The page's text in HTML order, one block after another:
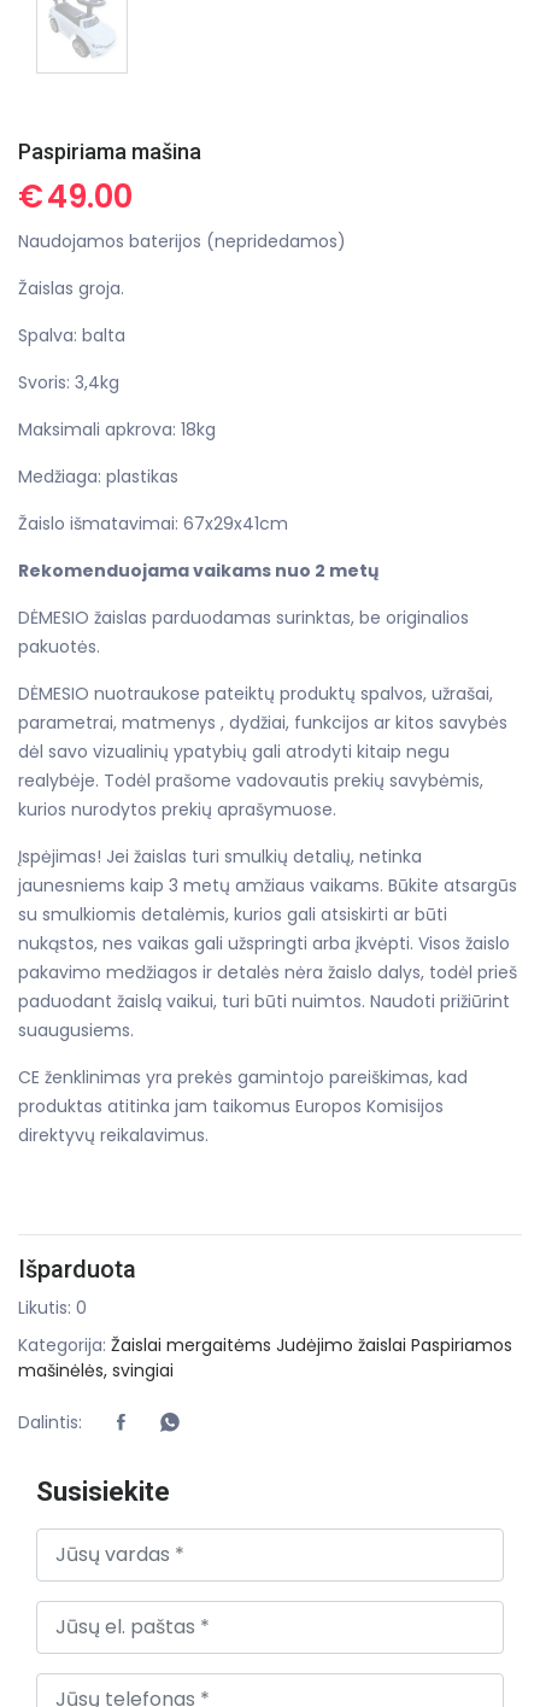
Paspiriama mašina
€49.00
Naudojamos baterijos (nepridedamos)
Žaislas groja.
Spalva: balta
Svoris: 3,4kg
Maksimali apkrova: 18kg
Medžiaga: plastikas
Žaislo išmatavimai: 67x29x41cm
Rekomenduojama vaikams nuo 2 metų
DĖMESIO žaislas parduodamas surinktas, be originalios
pakuotės.
DĖMESIO nuotraukose pateiktų produktų spalvos, užrašai,
parametrai, matmenys , dydžiai, funkcijos ar kitos savybės
dėl savo vizualinių ypatybių gali atrodyti kitaip negu
realybėje. Todėl prašome vadovautis prekių savybėmis,
kurios nurodytos prekių aprašymuose.
Įspėjimas! Jei žaislas turi smulkių detalių, netinka
jaunesniems kaip 3 metų amžiaus vaikams. Būkite atsargūs
su smulkiomis detalėmis, kurios gali atsiskirti ar būti
nukąstos, nes vaikas gali užspringti arba įkvėpti. Visos žaislo
pakavimo medžiagos ir detalės nėra žaislo dalys, todėl prieš
paduodant žaislą vaikui, turi būti nuimtos. Naudoti prižiūrint
suaugusiems.
CE ženklinimas yra prekės gamintojo pareiškimas, kad
produktas atitinka jam taikomus Europos Komisijos
direktyvų reikalavimus.
Išparduota
Likutis: 0
Kategorija: Žaislai mergaitėms Judėjimo žaislai Paspiriamos
mašinėlės, svingiai
Dalintis:
Susisiekite